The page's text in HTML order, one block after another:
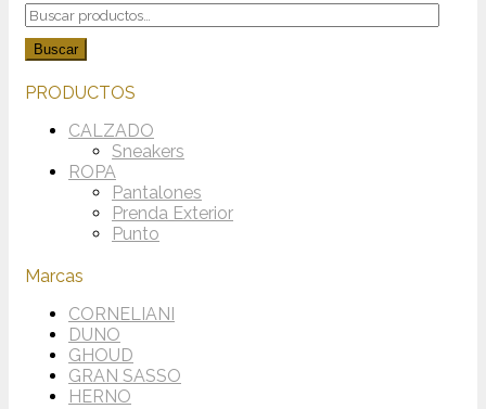
Buscar
por:
Buscar
PRODUCTOS
CALZADO
Sneakers
ROPA
Pantalones
Prenda Exterior
Punto
Marcas
CORNELIANI
DUNO
GHOUD
GRAN SASSO
HERNO